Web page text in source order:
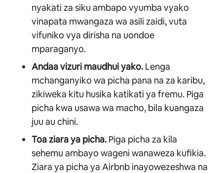
nyakati za siku ambapo vyumba vyako
vinapata mwangaza wa asili zaidi, vuta
vifuniko vya dirisha na uondoe
mparaganyo.
Andaa vizuri maudhui yako. Lenga
mchanganyiko wa picha pana na za karibu,
zikiweka kitu husika katikati ya fremu. Piga
picha kwa usawa wa macho, bila kuangaza
juu au chini.
Toa ziara ya picha. Piga picha za kila
sehemu ambayo wageni wanaweza kufikia.
Ziara ya picha ya Airbnb inayowezeshwa na